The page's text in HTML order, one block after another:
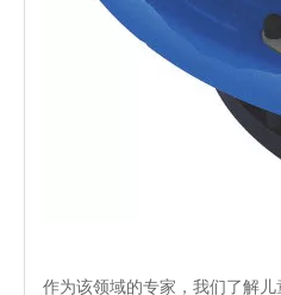
作为该领域的专家，我们了解儿